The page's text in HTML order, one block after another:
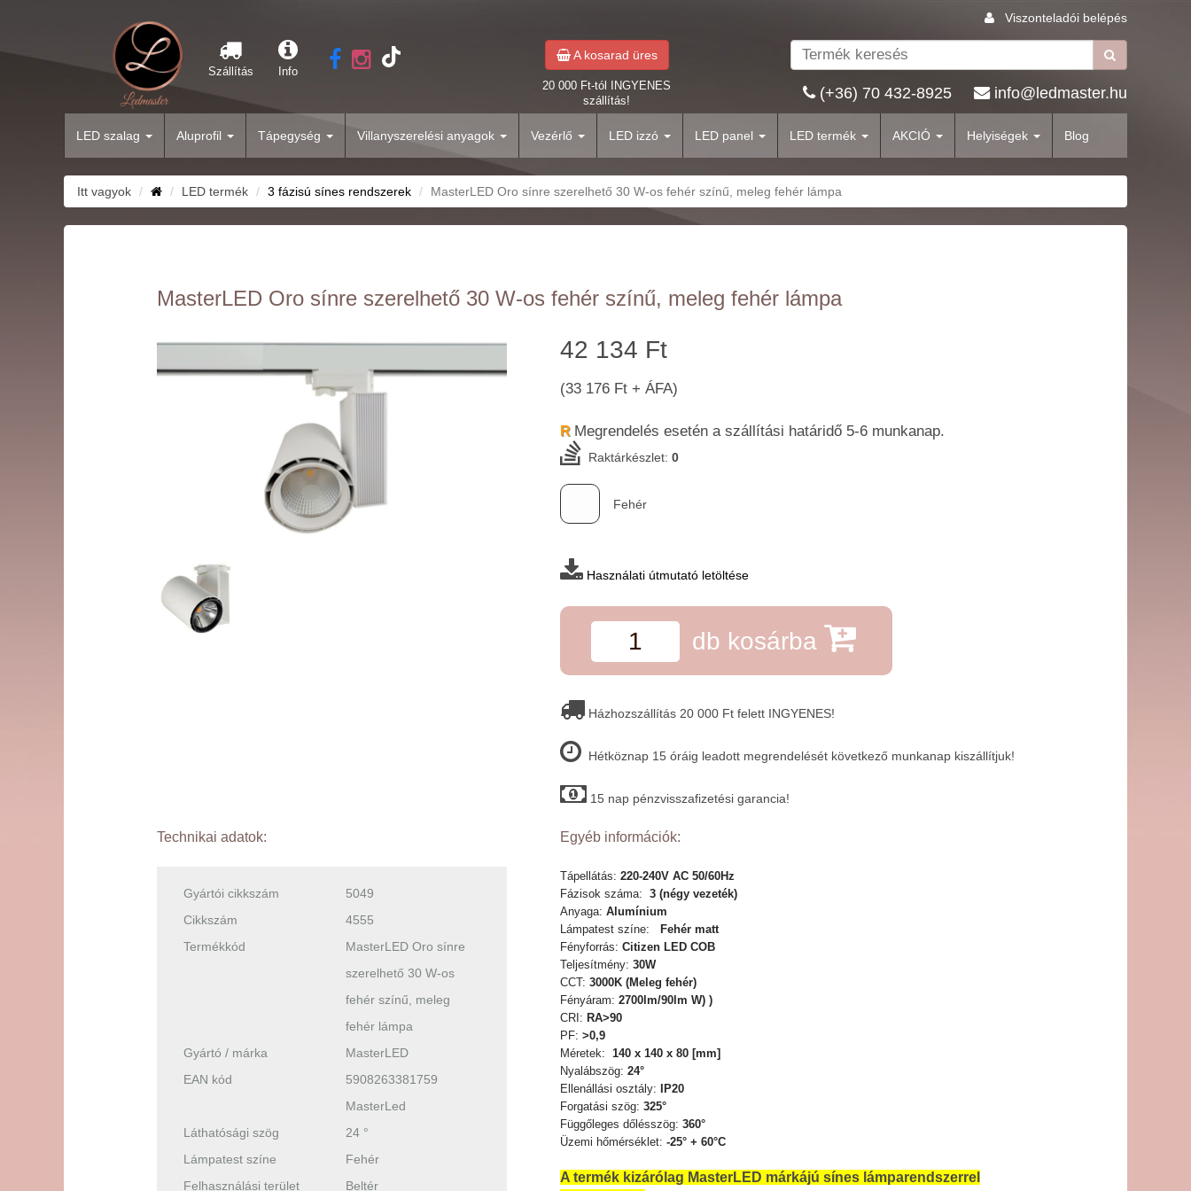
Viszonteladói belépés
Szállítás Info
A kosarad üres
20 000 Ft-tól INGYENES
szállítás!
(+36) 70 432-8925 info@ledmaster.hu
LED szalag Aluprofil Tápegység Villanyszerelési anyagok Vezérlő LED izzó LED panel LED termék AKCIÓ Helyiségek Blog
Itt vagyok LED termék 3 fázisú sínes rendszerek MasterLED Oro sínre szerelhető 30 W-os fehér színű, meleg fehér lámpa
MasterLED Oro sínre szerelhető 30 W-os fehér színű, meleg fehér lámpa
42 134 Ft
(33 176 Ft + ÁFA)
R Megrendelés esetén a szállítási határidő 5-6 ​munkanap.
Raktárkészlet: 0
Fehér
Használati útmutató letöltése
db kosárba
Házhozszállítás 20 000 Ft felett INGYENES!
Hétköznap 15 óráig leadott megrendelését következő munkanap kiszállítjuk!
15 nap pénzvisszafizetési garancia!
Technikai adatok:
Gyártói cikkszám
5049
Cikkszám
4555
Termékkód
MasterLED Oro sínre
szerelhető 30 W-os
fehér színű, meleg
fehér lámpa
Gyártó / márka
MasterLED
EAN kód
5908263381759
MasterLed
Láthatósági szög
24 °
Lámpatest színe
Fehér
Felhasználási terület
Beltér
Egyéb információk:
Tápellátás: 220-240V AC 50/60Hz
Fázisok száma: 3 (négy vezeték)
Anyaga: Alumínium
Lámpatest színe:
Fehér matt
Fényforrás: Citizen LED COB
Teljesítmény: 30W
CCT: 3000K (Meleg fehér)
Fényáram: 2700lm/90lm W) )
CRI: RA>90
PF: >0,9
Méretek: 140 x 140 x 80 [mm]
Nyalábszög: 24°
Ellenállási osztály:
IP20
Forgatási szög: 325°
Függőleges dőlésszög: 360°
Üzemi hőmérséklet: -25° + 60°C
A termék kizárólag MasterLED márkájú sínes lámparendszerrel